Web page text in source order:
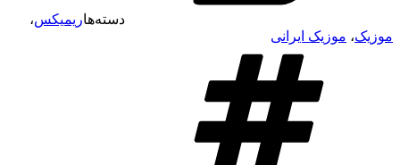
دسته‌هاریمیکس،
موزیک، موزیک ایرانی